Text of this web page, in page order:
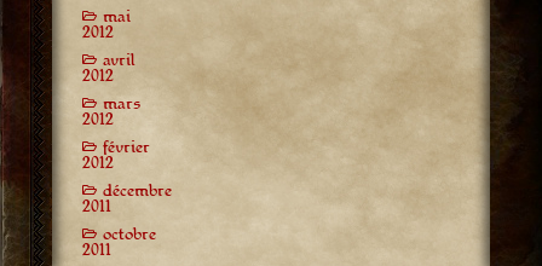
mai
2012
avril
2012
mars
2012
février
2012
décembre
2011
octobre
2011